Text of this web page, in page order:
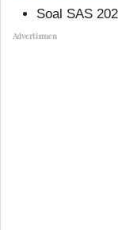
Soal SAS
Advertismen